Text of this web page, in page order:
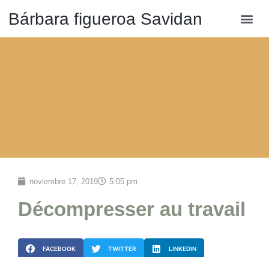
Bárbara figueroa Savidan
noviembre 17, 2019 5:05 pm
Décompresser au travail
FACEBOOK TWITTER LINKEDIN